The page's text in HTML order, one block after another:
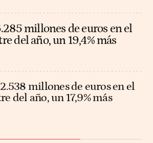
millones de euros en el
del año, un 19,4% más
millones de euros en el
del año, un 17,9% más